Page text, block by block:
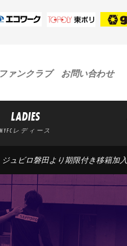
ァンクラブ お問い合わせ
LADIES
レディース
ュビロ磐田より期限付き移籍加